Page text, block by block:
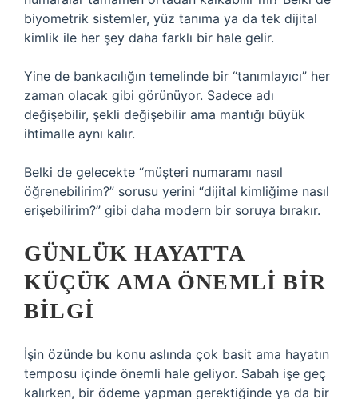
biyometrik sistemler, yüz tanıma ya da tek dijital
kimlik ile her şey daha farklı bir hale gelir.
Yine de bankacılığın temelinde bir “tanımlayıcı” her
zaman olacak gibi görünüyor. Sadece adı
değişebilir, şekli değişebilir ama mantığı büyük
ihtimalle aynı kalır.
Belki de gelecekte “müşteri numaramı nasıl
öğrenebilirim?” sorusu yerini “dijital kimliğime nasıl
erişebilirim?” gibi daha modern bir soruya bırakır.
GÜNLÜK HAYATTA
KÜÇÜK AMA ÖNEMLI BIR
BILGI
İşin özünde bu konu aslında çok basit ama hayatın
temposu içinde önemli hale geliyor. Sabah işe geç
kalırken, bir ödeme yapman gerektiğinde ya da bir